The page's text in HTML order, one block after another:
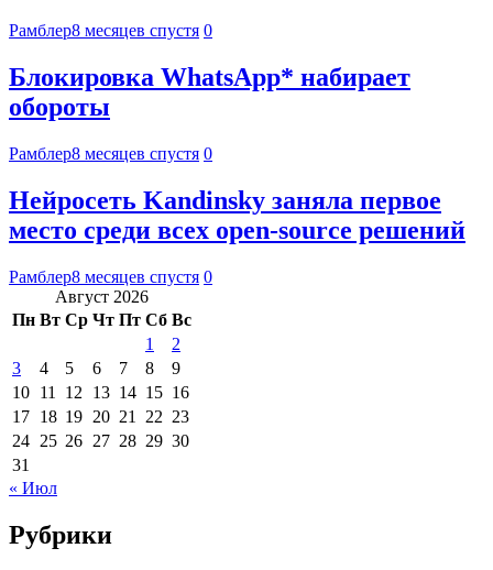
Рамблер8 месяцев спустя 0
Блокировка WhatsApp* набирает
обороты
Рамблер8 месяцев спустя 0
Нейросеть Kandinsky заняла первое
место среди всех open-source решений
Рамблер8 месяцев спустя 0
Август 2026
Пн Вт Ср Чт Пт Сб Вс
1
2
3
4 5 6 7 8
9
10 11 12 13 14 15 16
17 18 19 20 21 22 23
24 25 26 27 28 29 30
31
« Июл
Рубрики